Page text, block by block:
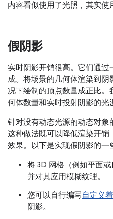
内容看似使用了光照，其实使
假阴影
实时阴影开销很高。它们通
成。 将场景的几何体渲染到阴
况下绘制的顶点数量成正比
何体数量和实时投射阴影的光
针对没有动态光源的动态对象
这种做法既可以降低渲染开销
效果。以下是实现假阴影的一
将 3D 网格（例如平面
并对其应用模糊纹理。
您可以自行编写自定义
阴影。